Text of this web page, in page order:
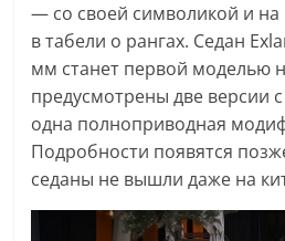
— со своей символикой и
в табели о рангах. Седан
мм станет первой моделью
предусмотрены две версии
одна полноприводная
Подробности появятся
седаны не вышли даже на